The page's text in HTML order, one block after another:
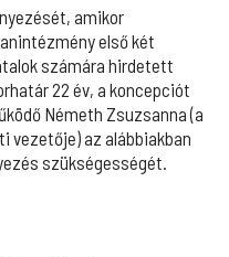
amikor
első két
számára hirdetett
22 év, a koncepciót
Németh Zsuzsanna (a
vezetője) az alábbiakban
szükségességét.